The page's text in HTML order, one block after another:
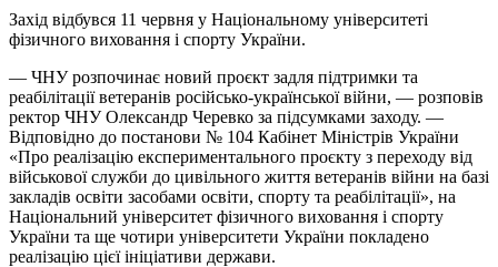
Захід відбувся 11 червня у Національному університеті
фізичного виховання і спорту України.
— ЧНУ розпочинає новий проєкт задля підтримки та
реабілітації ветеранів російсько-української війни, — розповів
ректор ЧНУ Олександр Черевко за підсумками заходу. —
Відповідно до постанови № 104 Кабінет Міністрів України
«Про реалізацію експериментального проєкту з переходу від
військової служби до цивільного життя ветеранів війни на базі
закладів освіти засобами освіти, спорту та реабілітації», на
Національний університет фізичного виховання і спорту
України та ще чотири університети України покладено
реалізацію цієї ініціативи держави.